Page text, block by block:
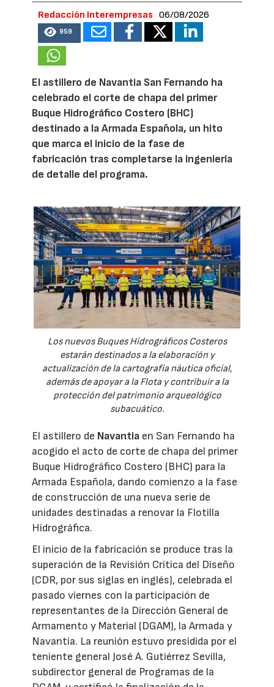
Redacción Interempresas 06/08/2026
959
El astillero de Navantia San Fernando ha
celebrado el corte de chapa del primer
Buque Hidrográfico Costero (BHC)
destinado a la Armada Española, un hito
que marca el inicio de la fase de
fabricación tras completarse la ingeniería
de detalle del programa.
Los nuevos Buques Hidrográficos Costeros
estarán destinados a la elaboración y
actualización de la cartografía náutica oficial,
además de apoyar a la Flota y contribuir a la
protección del patrimonio arqueológico
subacuático.
El astillero de Navantia en San Fernando ha
acogido el acto de corte de chapa del primer
Buque Hidrográfico Costero (BHC) para la
Armada Española, dando comienzo a la fase
de construcción de una nueva serie de
unidades destinadas a renovar la Flotilla
Hidrográfica.
El inicio de la fabricación se produce tras la
superación de la Revisión Crítica del Diseño
(CDR, por sus siglas en inglés), celebrada el
pasado viernes con la participación de
representantes de la Dirección General de
Armamento y Material (DGAM), la Armada y
Navantia. La reunión estuvo presidida por el
teniente general José A. Gutiérrez Sevilla,
subdirector general de Programas de la